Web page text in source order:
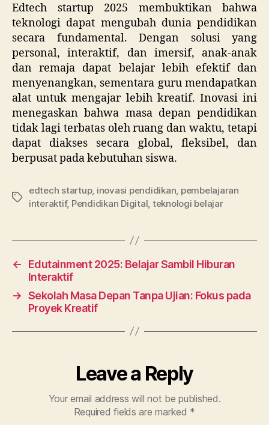
Edtech startup 2025 membuktikan bahwa
teknologi dapat mengubah dunia pendidikan
secara fundamental. Dengan solusi yang
personal, interaktif, dan imersif, anak-anak
dan remaja dapat belajar lebih efektif dan
menyenangkan, sementara guru mendapatkan
alat untuk mengajar lebih kreatif. Inovasi ini
menegaskan bahwa masa depan pendidikan
tidak lagi terbatas oleh ruang dan waktu, tetapi
dapat diakses secara global, fleksibel, dan
berpusat pada kebutuhan siswa.
Tags
edtech startup, inovasi pendidikan pembelajaran
interaktif, Pendidikan Digital teknologi belajar
←
Edutainment 2025: Belajar Sambil Hiburan
Interaktif
→ Sekolah Masa Depan Tanpa Ujian: Fokus pada
Proyek Kreatif
Leave a Reply
Your email address will not be published.
Required fields are marked *